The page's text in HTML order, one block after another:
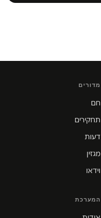
מדורים
חם
תחקירים
דעות
מגזין
וידאו
המערכת